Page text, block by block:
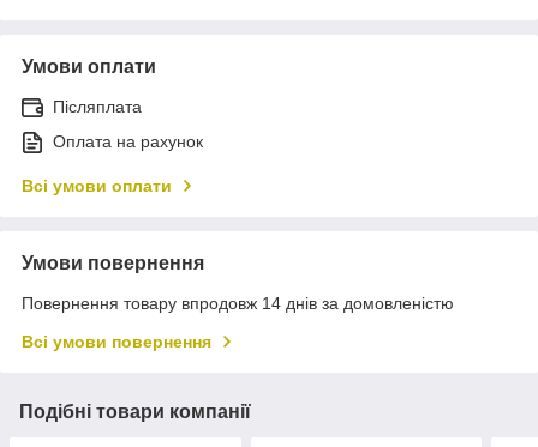
Умови оплати
Післяплата
Оплата на рахунок
Всі умови оплати
Умови повернення
Повернення товару впродовж 14 днів за домовленістю
Всі умови повернення
Подібні товари компанії